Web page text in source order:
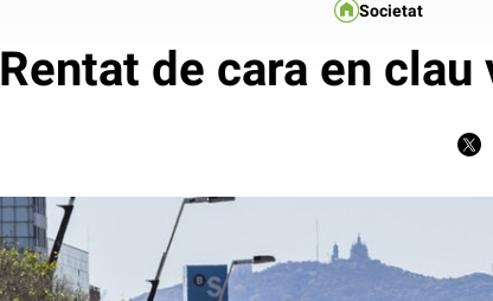
Societat
Rentat de cara en clau